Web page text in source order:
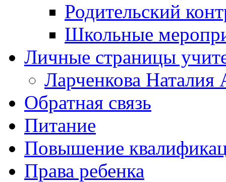
Родительский
Школьные
Личные страницы
Ларченкова Наталия
Обратная связь
Питание
Повышение
Права ребенка